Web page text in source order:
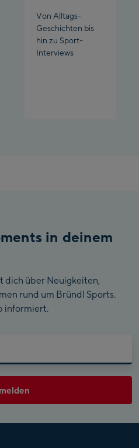
Von Alltags-
Geschichten bis
hin zu Sport-
Interviews
in deinem
dich über Neuigkeiten,
rund um Bründl Sports.
informiert.